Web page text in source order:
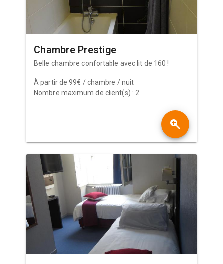
Chambre Prestige
Belle chambre confortable avec lit de 160 !
À partir de 99€ / chambre / nuit
Nombre maximum de client(s) : 2